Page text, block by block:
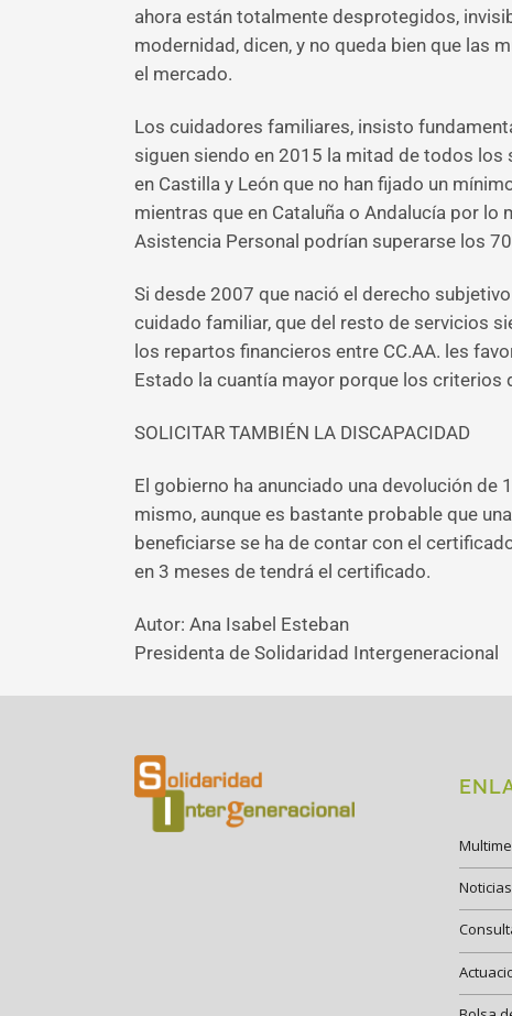
ahora están totalmente desprotegidos,
modernidad, dicen, y no queda bien que las
el mercado.
Los cuidadores familiares, insisto
siguen siendo en 2015 la mitad de todos
en Castilla y León que no han fijado un
mientras que en Cataluña o Andalucía por lo
Asistencia Personal podrían superarse los
Si desde 2007 que nació el derecho
cuidado familiar, que del resto de servicios
los repartos financieros entre CC.AA. les
Estado la cuantía mayor porque los
SOLICITAR TAMBIÉN LA DISCAPACIDAD
El gobierno ha anunciado una devolución de
mismo, aunque es bastante probable que
beneficiarse se ha de contar con el
en 3 meses de tendrá el certificado.
Autor: Ana Isabel Esteban
Presidenta de Solidaridad Intergeneracional
Noticias